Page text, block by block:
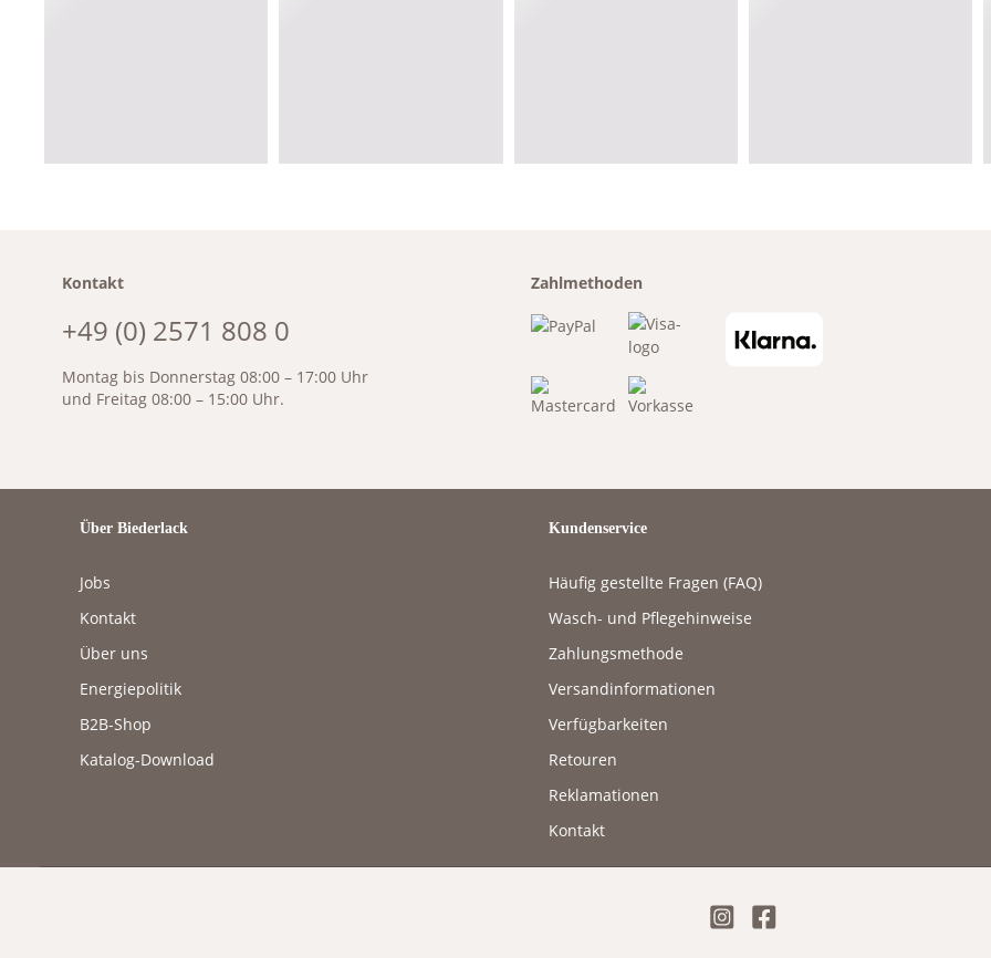
Kontakt
+49 (0) 2571 808 0
Montag bis Donnerstag 08:00 – 17:00 Uhr
und Freitag 08:00 – 15:00 Uhr.
Zahlmethoden
Über Biederlack
Jobs
Kontakt
Über uns
Energiepolitik
B2B-Shop
Katalog-Download
Kundenservice
Häufig gestellte Fragen (FAQ)
Wasch- und Pflegehinweise
Zahlungsmethode
Versandinformationen
Verfügbarkeiten
Retouren
Reklamationen
Kontakt